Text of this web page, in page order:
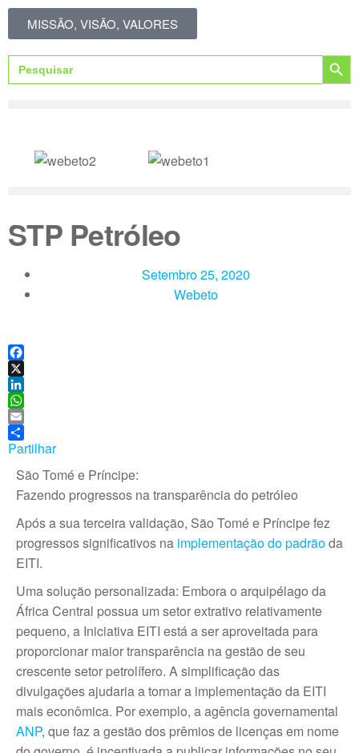
MISSÃO, VISÃO, VALORES
Search
for:
Search Button
STP Petróleo
Setembro 25, 2020
Webeto
F
a
c
e
b
o
X
L
i
n
k
W
h
a
E
m
Partilhar
São Tomé e Príncipe:
Fazendo progressos na transparência do petróleo
Após a sua terceira validação, São Tomé e Príncipe fez
progressos significativos na implementação do padrãoda
EITI.
Uma solução personalizada: Embora o arquipélago da
África Central possua um setor extrativo relativamente
pequeno, a Iniciativa EITI está a ser aproveitada para
proporcionar maior transparência na gestão de seu
crescente setor petrolífero. A simplificação das
divulgações ajudaria a tornar a implementação da EITI
mais econômica. Por exemplo, a agência governamental
ANP, que faz a gestão dos prêmios de licenças em nome